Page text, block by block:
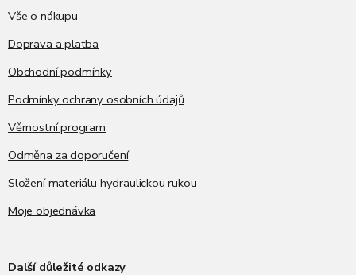
Vše o nákupu
Doprava a platba
Obchodní podmínky
Podmínky ochrany osobních údajů
Věrnostní program
Odměna za doporučení
Složení materiálu hydraulickou rukou
Moje objednávka
Další důležité odkazy